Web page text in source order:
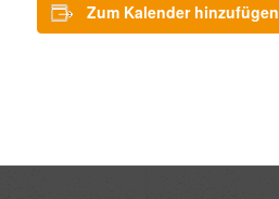
Zum Kalender hinzufügen